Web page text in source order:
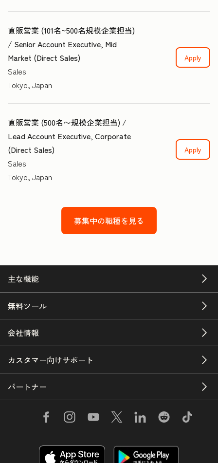
直販営業 (101名~500名規模企業担当)
/ Senior Account Executive, Mid
Market (Direct Sales)
Sales
Tokyo, Japan
Apply
直販営業 (500名〜規模企業担当) /
Lead Account Executive, Corporate
(Direct Sales)
Sales
Tokyo, Japan
Apply
募集中の職種を見る
主な機能
無料ツール
会社情報
カスタマー向けサポート
パートナー